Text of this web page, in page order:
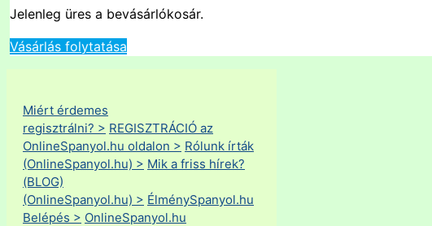
Jelenleg üres a bevásárlókosár.
Vásárlás folytatása
Miért érdemes
regisztrálni? > REGISZTRÁCIÓ az
OnlineSpanyol.hu oldalon > Rólunk írták
(OnlineSpanyol.hu) > Mik a friss hírek?
(BLOG)
(OnlineSpanyol.hu) > ÉlménySpanyol.hu
Belépés > OnlineSpanyol.hu